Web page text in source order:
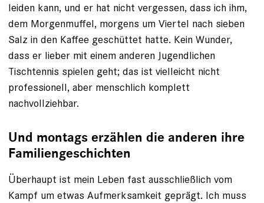
leiden kann, und er hat nicht vergessen, dass ich ihm,
dem Morgenmuffel, morgens um Viertel nach sieben
Salz in den Kaffee geschüttet hatte. Kein Wunder,
dass er lieber mit einem anderen Jugendlichen
Tischtennis spielen geht; das ist vielleicht nicht
professionell, aber menschlich komplett
nachvollziehbar.
Und montags erzählen die anderen ihre
Familiengeschichten
Überhaupt ist mein Leben fast ausschließlich vom
Kampf um etwas Aufmerksamkeit geprägt. Ich muss